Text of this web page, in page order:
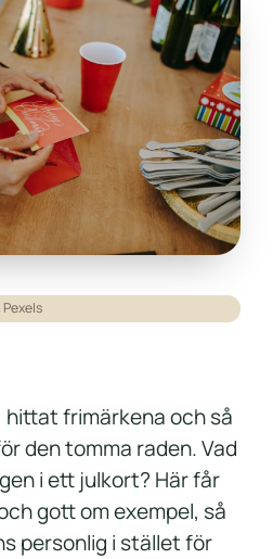
hittat frimärkena och så
den tomma raden. Vad
i ett julkort? Här får
gott om exempel, så
personlig i stället för